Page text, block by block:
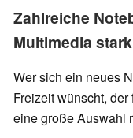
Zahlreiche
Multimedia
Wer sich ein neues
Freizeit wünscht,
eine große Auswahl